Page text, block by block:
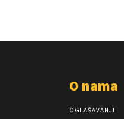
O nama
OGLAŠAVANJE